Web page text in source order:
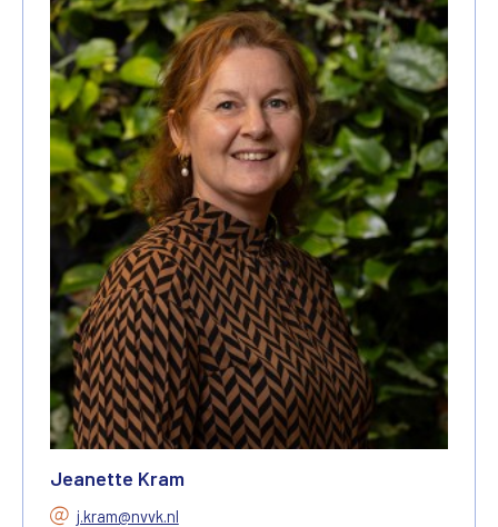
Jeanette Kram
j.kram@nvvk.nl